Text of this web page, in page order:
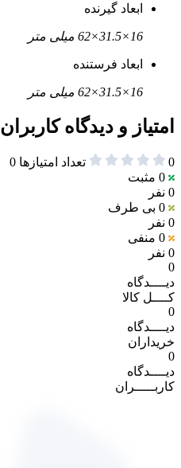
ابعاد گیرنده
16×31.5×62 میلی متر
ابعاد فرستنده
16×31.5×62 میلی متر
امتیاز و دیدگاه کاربران
0 تعداد امتیازها 0
0 مثبت
0 نفر
0 بی طرف
0 نفر
0 منفی
0 نفر
0
دیــــدگاه
کــــل کالا
0
دیــــدگاه
خریداران
0
دیــــدگاه
کاربـــــران